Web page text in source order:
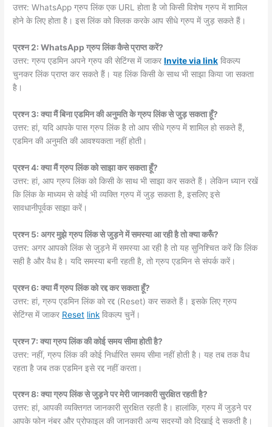
उत्तर: WhatsApp ग्रुप लिंक एक URL होता है जो किसी विशेष ग्रुप में शामिल
होने के लिए होता है। इस लिंक को क्लिक करके आप सीधे ग्रुप में जुड़ सकते हैं।
प्रश्न 2: WhatsApp ग्रुप लिंक कैसे प्राप्त करें?
उत्तर: ग्रुप एडमिन अपने ग्रुप की सेटिंग्स में जाकरInvite via link विकल्प
चुनकर लिंक प्राप्त कर सकते हैं। यह लिंक किसी के साथ भी साझा किया जा सकता
है।
प्रश्न 3: क्या मैं बिना एडमिन की अनुमति के ग्रुप लिंक से जुड़ सकता हूँ?
उत्तर: हां, यदि आपके पास ग्रुप लिंक है तो आप सीधे ग्रुप में शामिल हो सकते हैं,
एडमिन की अनुमति की आवश्यकता नहीं होती।
प्रश्न 4: क्या मैं ग्रुप लिंक को साझा कर सकता हूँ?
उत्तर: हां, आप ग्रुप लिंक को किसी के साथ भी साझा कर सकते हैं। लेकिन ध्यान रखें
कि लिंक के माध्यम से कोई भी व्यक्ति ग्रुप में जुड़ सकता है, इसलिए इसे
सावधानीपूर्वक साझा करें।
प्रश्न 5: अगर मुझे ग्रुप लिंक से जुड़ने में समस्या आ रही है तो क्या करूँ?
उत्तर: अगर आपको लिंक से जुड़ने में समस्या आ रही है तो यह सुनिश्चित करें कि लिंक
सही है और वैध है। यदि समस्या बनी रहती है, तो ग्रुप एडमिन से संपर्क करें।
प्रश्न 6: क्या मैं ग्रुप लिंक को रद्द कर सकता हूँ?
उत्तर: हां, ग्रुप एडमिन लिंक को रद्द (Reset) कर सकते हैं। इसके लिए ग्रुप
सेटिंग्स में जाकर Reset link विकल्प चुनें।
प्रश्न 7: क्या ग्रुप लिंक की कोई समय सीमा होती है?
उत्तर: नहीं, ग्रुप लिंक की कोई निर्धारित समय सीमा नहीं होती है। यह तब तक वैध
रहता है जब तक एडमिन इसे रद्द नहीं करता।
प्रश्न 8: क्या ग्रुप लिंक से जुड़ने पर मेरी जानकारी सुरक्षित रहती है?
उत्तर: हां, आपकी व्यक्तिगत जानकारी सुरक्षित रहती है। हालांकि, ग्रुप में जुड़ने पर
आपके फोन नंबर और प्रोफाइल की जानकारी अन्य सदस्यों को दिखाई दे सकती है।